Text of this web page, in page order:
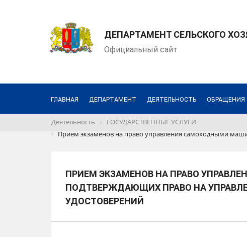
ДЕПАРТАМЕНТ СЕЛЬСКОГО
Официальный сайт
ГЛАВНАЯ ДЕПАРТАМЕНТ ДЕЯТЕЛЬНОСТЬ ОБРАЩЕНИЯ
Деятельность
ГОСУДАРСТВЕННЫЕ УСЛУГИ
Прием экзаменов на право управления самоходными
ПРИЕМ ЭКЗАМЕНОВ НА ПРАВО
ПОДТВЕРЖДАЮЩИХ ПРАВО НА
УДОСТОВЕРЕНИЙ